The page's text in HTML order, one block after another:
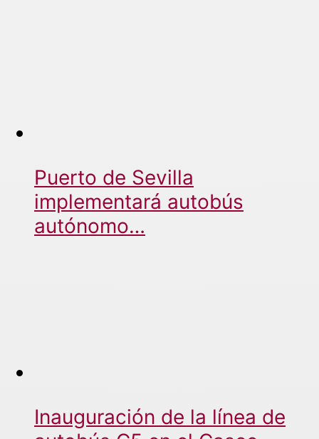
Puerto de Sevilla
implementará autobús
autónomo…
Inauguración de la línea de